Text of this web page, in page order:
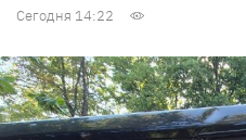
Сегодня 14:22